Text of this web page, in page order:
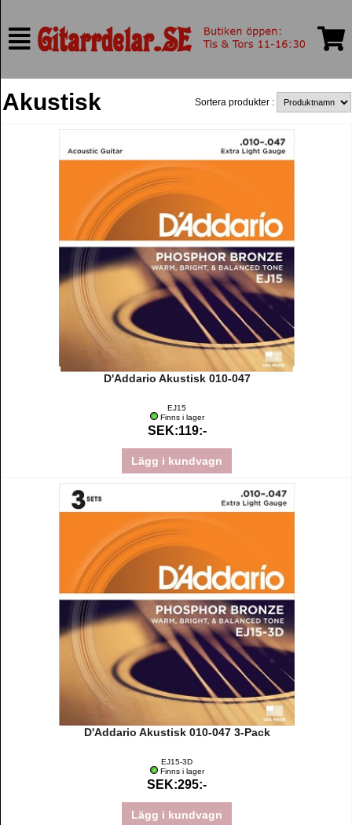
Akustisk Sortera produkter :
D'Addario Akustisk 010-047
EJ15
Finns i lager
SEK:119:-
Lägg i kundvagn
D'Addario Akustisk 010-047 3-Pack
EJ15-3D
Finns i lager
SEK:295:-
Lägg i kundvagn